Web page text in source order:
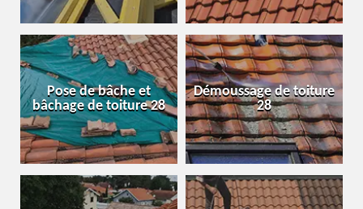
Pose de bâche et
bâchage de toiture 28
Démoussage de toiture
28